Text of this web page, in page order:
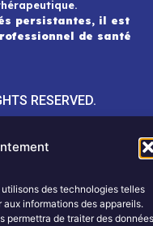
des technologies telles
informations des appareils.
permettra de traiter des données
persistantes, il est
de santé
RESERVED.